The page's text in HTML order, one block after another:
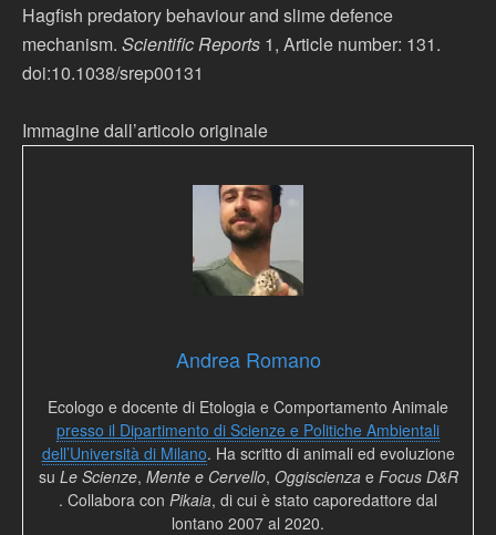
Hagfish predatory behaviour and slime defence
mechanism. Scientific Reports 1, Article number: 131.
doi:10.1038/srep00131
Immagine dall’articolo originale
Andrea Romano
Ecologo e docente di Etologia e Comportamento Animale
presso il Dipartimento di Scienze e Politiche Ambientali
dell’Università di Milano. Ha scritto di animali ed evoluzione
su Le Scienze, Mente e Cervello, Oggiscienzae Focus D&R
. Collabora con Pikaia, di cui è stato caporedattore dal
lontano 2007 al 2020.